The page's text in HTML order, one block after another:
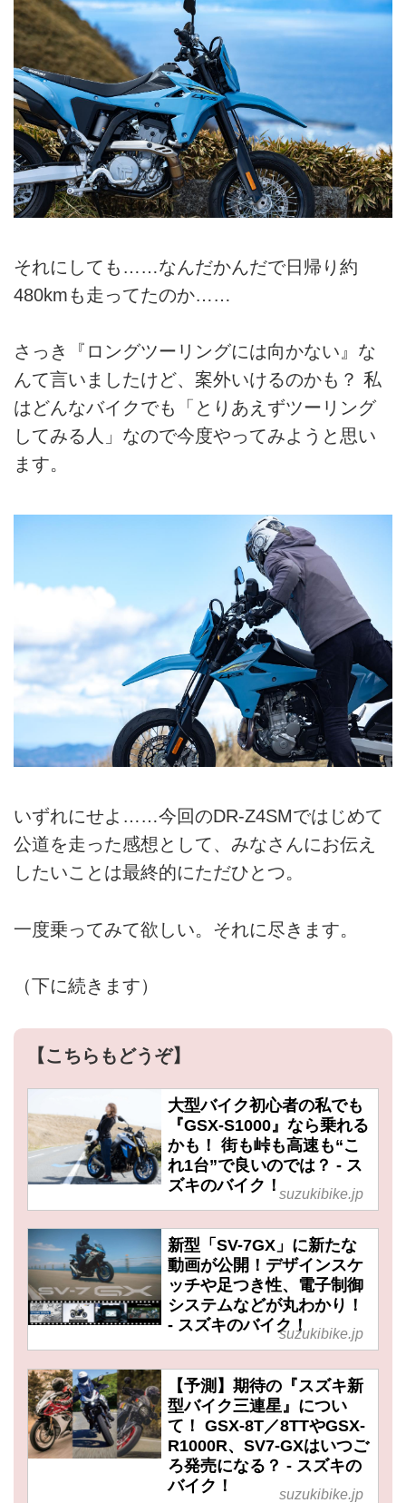
それにしても……なんだかんだで日帰り約
480kmも走ってたのか……
さっき『ロングツーリングには向かない』な
んて言いましたけど、案外いけるのかも？ 私
はどんなバイクでも「とりあえずツーリング
してみる人」なので今度やってみようと思い
ます。
いずれにせよ……今回のDR-Z4SMではじめて
公道を走った感想として、みなさんにお伝え
したいことは最終的にただひとつ。
一度乗ってみて欲しい。それに尽きます。
（下に続きます）
【こちらもどうぞ】
大型バイク初心者の私でも
『GSX-S1000』なら乗れる
かも！ 街も峠も高速も“こ
れ1台”で良いのでは？ - ス
ズキのバイク！ suzukibike.jp
新型「SV-7GX」に新たな
動画が公開！デザインスケ
ッチや足つき性、電子制御
システムなどが丸わかり！
- スズキのバイク！suzukibike.jp
【予測】期待の『スズキ新
型バイク三連星』につい
て！ GSX-8T／8TTやGSX-
R1000R、SV7-GXはいつご
ろ発売になる？ - スズキの
バイク！
suzukibike.jp